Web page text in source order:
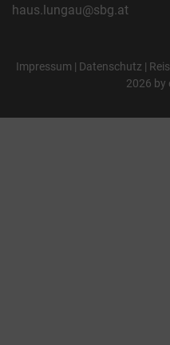
haus.lungau@sbg.at
Impressum Datenschutz
2026 by